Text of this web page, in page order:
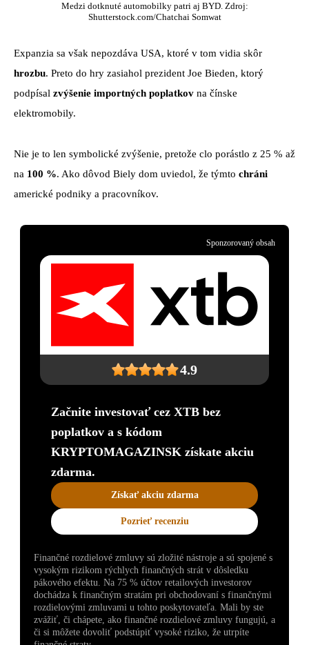
Medzi dotknuté automobilky patri aj BYD. Zdroj:
Shutterstock.com/Chatchai Somwat
Expanzia sa však nepozdáva USA, ktoré v tom vidia skôr
hrozbu. Preto do hry zasiahol prezident Joe Bieden, ktorý
podpísal zvýšenie importných poplatkov na čínske
elektromobily.
Nie je to len symbolické zvýšenie, pretože clo porástlo z 25 % až
na 100 %. Ako dôvod Biely dom uviedol, že týmto chráni
americké podniky a pracovníkov.
4.9
Začnite investovať cez XTB bez
poplatkov a s kódom
KRYPTOMAGAZINSK získate akciu
zdarma.
Získať akciu zdarma
Pozrieť recenziu
Sponzorovaný obsah
Finančné rozdielové zmluvy sú zložité nástroje a sú spojené s
vysokým rizikom rýchlych finančných strát v dôsledku
pákového efektu. Na 75 % účtov retailových investorov
dochádza k finančným stratám pri obchodovaní s finančnými
rozdielovými zmluvami u tohto poskytovateľa. Mali by ste
zvážiť, či chápete, ako finančné rozdielové zmluvy fungujú, a
či si môžete dovoliť podstúpiť vysoké riziko, že utrpíte